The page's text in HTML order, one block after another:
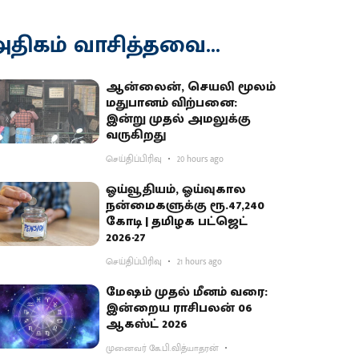
வாசித்தவை...
ஆன்லைன், செயலி மூலம்
மதுபானம் விற்பனை:
இன்று முதல் அமலுக்கு
வருகிறது
செய்திப்பிரிவு 20 hours ago
ஓய்வூதியம், ஓய்வுகால
நன்மைகளுக்கு ரூ.47,240
கோடி | தமிழக பட்ஜெட்
2026-27
செய்திப்பிரிவு 21 hours ago
மேஷம் முதல் மீனம் வரை:
இன்றைய ராசிபலன் 06
ஆகஸ்ட் 2026
முனைவர் கே.பி.வித்யாதரன்